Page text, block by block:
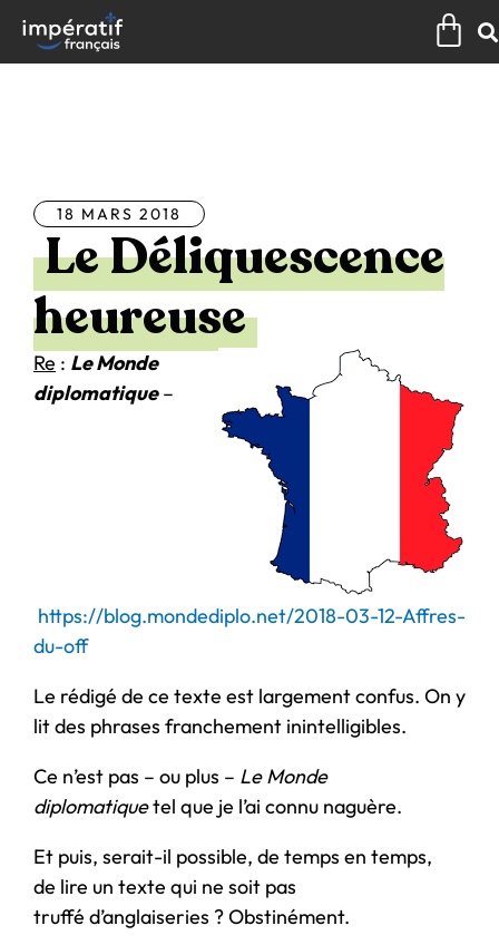
contenu
18 MARS 2018
Le Déliquescence
heureuse
Re : Le Monde
diplomatique–
https://blog.mondediplo.net/2018-03-12-Affres-
du-off
Le rédigé de ce texte est largement confus. On y
lit des phrases franchement inintelligibles.
Ce n’est pas – ou plus – Le Monde
diplomatiquetel que je l’ai connu naguère.
Et puis, serait-il possible, de temps en temps,
de lire un texte qui ne soit pas
truffé d’anglaiseries ? Obstinément.